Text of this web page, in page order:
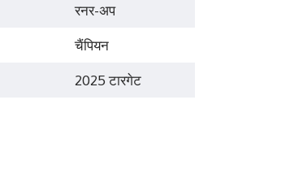
रनर-अप
चैंपियन
2025 टारगेट